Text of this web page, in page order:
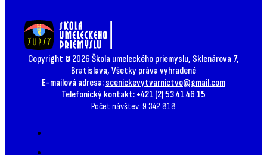
Copyright © 2026 Škola umeleckého priemyslu, Sklenárova 7,
Bratislava, Všetky práva vyhradené
E-mailová adresa: scenickevytvarnictvo@gmail.com
Telefonický kontakt: +421 (2) 53 41 46 15
Počet návštev: 9 342 818